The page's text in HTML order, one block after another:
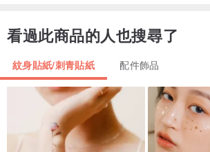
顏色：金色
產地/製造在CHINAMan製造地點/工藝製造在中國
看過此商品的人也搜尋了
紋身貼紙/刺青貼紙 配件飾品